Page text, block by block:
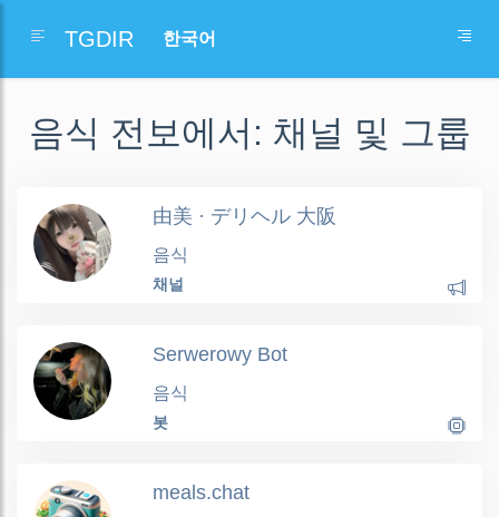
TGDIR
음식 전보에서: 채널 및 그룹
由美 · デリヘル 大阪
음식
채널
Serwerowy Bot
음식
봇
meals.chat